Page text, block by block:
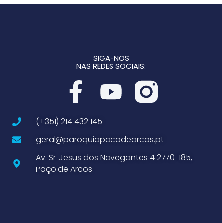
SIGA-NOS
NAS REDES SOCIAIS:
(+351) 214 432 145
geral@paroquiapacodearcos.pt
Av. Sr. Jesus dos Navegantes 4 2770-185,
Paço de Arcos